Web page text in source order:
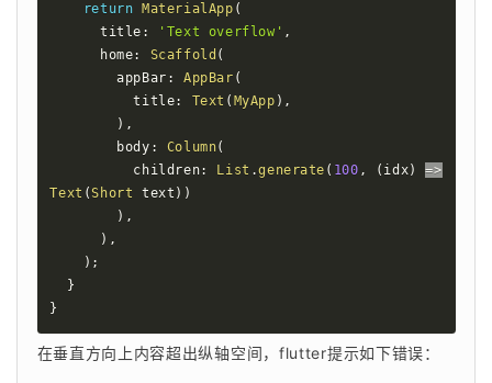
return
MaterialApp (
      title
: 'Text overflow' ,
      home
: Scaffold (
        appBar
: AppBar (
          title
: Text ( MyApp ) ,
) ,
        body
: Column(
          children
: List .generate ( 100 , ( idx) =>
Text (Short text ) )
) ,
) ,
) ;
}
}
在垂直方向上内容超出纵轴空间，flutter提示如下错误：